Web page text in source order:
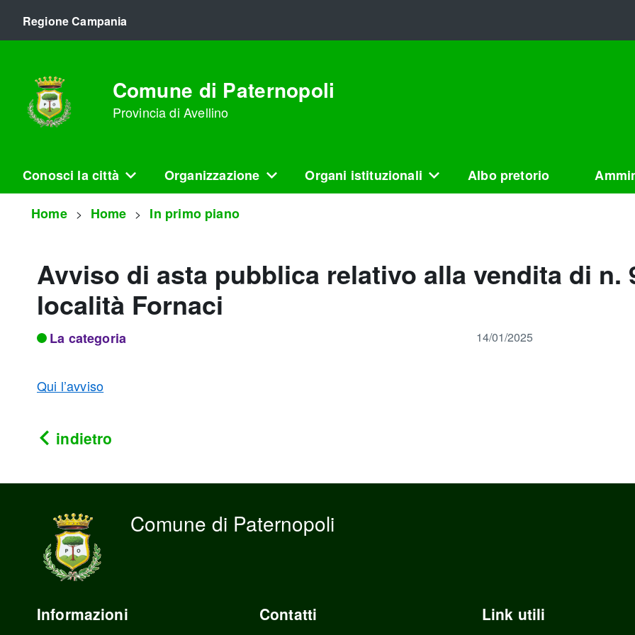
Regione Campania
Comune di Paternopoli
Provincia di Avellino
Conosci la città Organizzazione Organi istituzionali Albo pretorio
Home Home In primo piano
Avviso di asta pubblica relativo alla vendita di n.
località Fornaci
La categoria 14/01/2025
Qui l’avviso
indietro
Comune di Paternopoli
Informazioni Contatti Link utili